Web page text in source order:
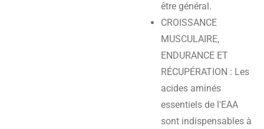
être général.
CROISSANCE
MUSCULAIRE,
ENDURANCE ET
RÉCUPÉRATION : Les
acides aminés
essentiels de l'EAA
sont indispensables à